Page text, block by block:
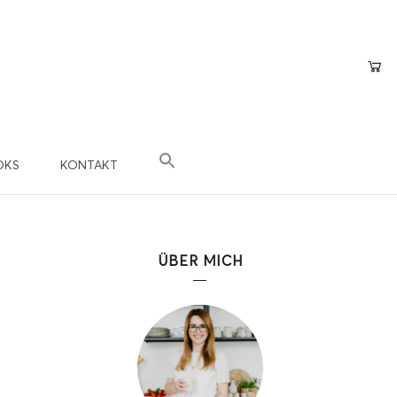
KONTAKT
ÜBER MICH
×